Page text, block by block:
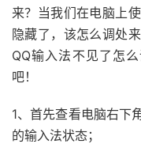
来？当我们在电脑上
隐藏了，该怎么调处
QQ输入法不见了怎
吧！
1、首先查看电脑右下
的输入法状态；